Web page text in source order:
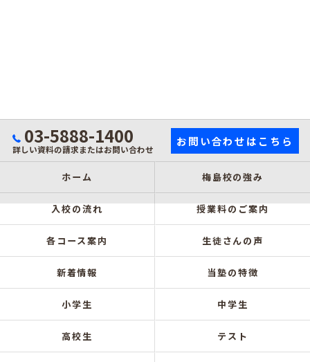
03-5888-1400
詳しい資料の請求またはお問い合わせ
お問い合わせはこちら
ホーム 梅島校の強み
入校の流れ 授業料のご案内
各コース案内 生徒さんの声
新着情報 当塾の特徴
小学生 中学生
高校生 テスト